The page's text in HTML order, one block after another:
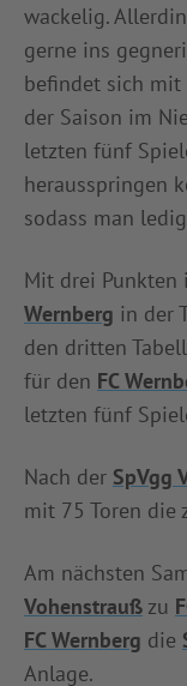
wackelig.
gerne ins
befindet sich mit
der Saison im
letzten fünf
herausspringen
sodass man
Mit drei Punkten
Wernberg in der
den dritten
für den FC
letzten fünf
Nach der SpVgg
mit 75 Toren die
Am nächsten
Vohenstrauß zu
FC Wernberg die
Anlage.